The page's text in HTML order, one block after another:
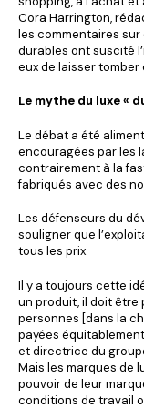
Cora Harrington,
les commentaires
durables ont suscité
eux de laisser tomber
Le mythe du luxe «
Le débat a été
encouragées par les
contrairement à la
fabriqués avec des
Les défenseurs du
souligner que
tous les prix.
Il y a toujours cette
un produit, il doit être
personnes [dans la
payées
et directrice du
Mais les marques de
pouvoir de leur
conditions de travail